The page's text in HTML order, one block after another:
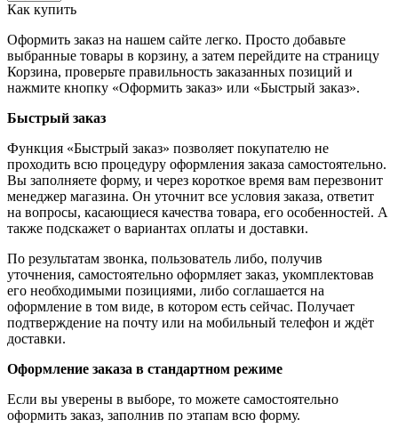
Как купить
Оформить заказ на нашем сайте легко. Просто добавьте
выбранные товары в корзину, а затем перейдите на страницу
Корзина, проверьте правильность заказанных позиций и
нажмите кнопку «Оформить заказ» или «Быстрый заказ».
Быстрый заказ
Функция «Быстрый заказ» позволяет покупателю не
проходить всю процедуру оформления заказа самостоятельно.
Вы заполняете форму, и через короткое время вам перезвонит
менеджер магазина. Он уточнит все условия заказа, ответит
на вопросы, касающиеся качества товара, его особенностей. А
также подскажет о вариантах оплаты и доставки.
По результатам звонка, пользователь либо, получив
уточнения, самостоятельно оформляет заказ, укомплектовав
его необходимыми позициями, либо соглашается на
оформление в том виде, в котором есть сейчас. Получает
подтверждение на почту или на мобильный телефон и ждёт
доставки.
Оформление заказа в стандартном режиме
Если вы уверены в выборе, то можете самостоятельно
оформить заказ, заполнив по этапам всю форму.